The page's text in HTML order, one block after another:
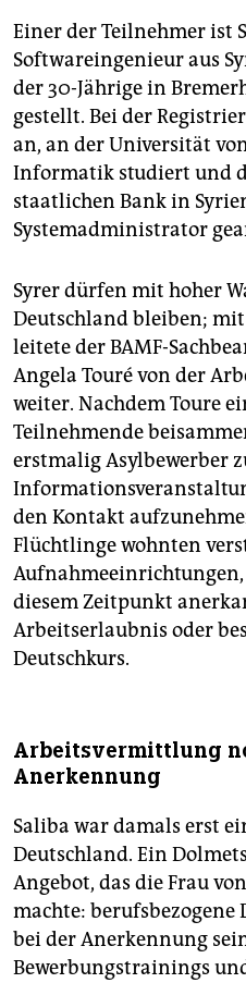
Einer der Teilnehmer ist
Softwareingenieur aus
der 30-Jährige in
gestellt. Bei der
an, an der Universität
Informatik studiert und
staatlichen Bank in
Systemadministrator
Syrer dürfen mit hoher
Deutschland bleiben;
leitete der BAMF-
Angela Touré von der
weiter. Nachdem Toure
Teilnehmende
erstmalig Asylbewerber
den Kontakt
Flüchtlinge wohnten
diesem Zeitpunkt
Arbeitserlaubnis oder
Deutschkurs.
Arbeitsvermittlung
Anerkennung
Saliba war damals erst
Deutschland. Ein
Angebot, das die Frau
machte:
bei der Anerkennung
Bewerbungstrainings